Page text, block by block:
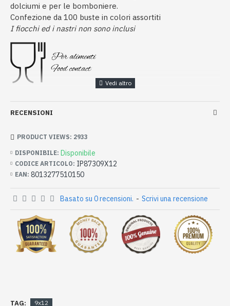
dolciumi e per le bomboniere.
Confezione da 100 buste in colori assortiti
I fiocchi ed i nastri non sono inclusi
RECENSIONI
DISPONIBILE: Disponibile
CODICE ARTICOLO: IP87309X12
EAN: 8013277510150
PRODUCT VIEWS: 2933
Basato su 0 recensioni. - Scrivi una recensione
TAG: 9x12